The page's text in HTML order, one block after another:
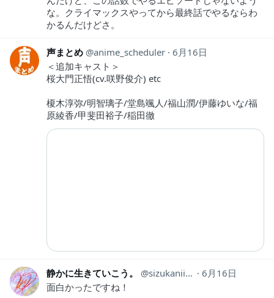
な。クライマックスやってから最終話でやるならわ
かるんだけどさ。
声まとめ anime_scheduler 6月16日
＜追加キャスト＞
桜大門正悟(cv.咲野俊介) etc
榎木淳弥/明智璃子/堂島颯人/福山潤/伊藤ゆいな/福
原綾香/甲斐田裕子/稲田徹
静かに生きていこう。 sizukaniikiyo
6月16日
面白かったですね！